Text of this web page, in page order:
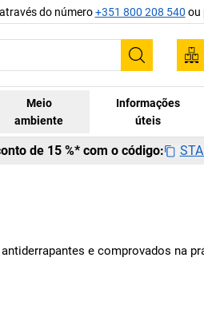
do número+351 800 208 540 ou
Pesquisar
Meio
ambiente
Informações
úteis
de 15 %* com o código:
e comprovados na